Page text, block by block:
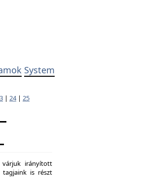
System
| 24| 25
várjuk irányított
tagjaink is részt